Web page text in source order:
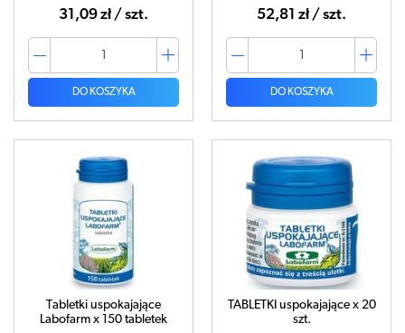
31,09 zł / szt.
DO KOSZYKA
52,81 zł / szt.
DO KOSZYKA
Tabletki uspokajające
Labofarm x 150 tabletek
TABLETKI uspokajające x 20
szt.